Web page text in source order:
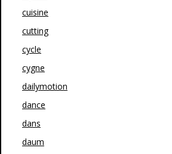
cuisine
cutting
cycle
cygne
dailymotion
dance
dans
daum